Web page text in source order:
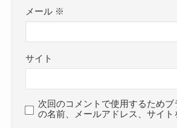
メール ※
サイト
次回のコメントで使用するためブ
の名前、メールアドレス、サイト